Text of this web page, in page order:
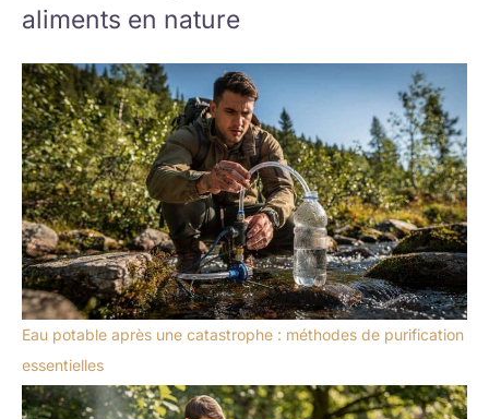
aliments en nature
Eau potable après une catastrophe : méthodes de purification
essentielles